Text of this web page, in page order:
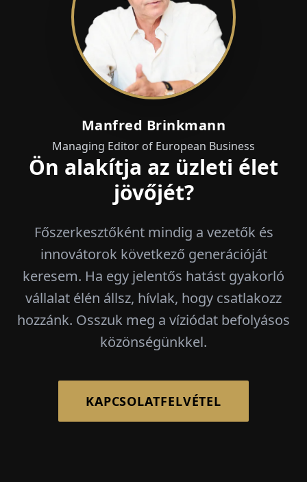
Manfred Brinkmann
Managing Editor of European Business
Ön alakítja az üzleti élet
jövőjét?
Főszerkesztőként mindig a vezetők és
innovátorok következő generációját
keresem. Ha egy jelentős hatást gyakorló
vállalat élén állsz, hívlak, hogy csatlakozz
hozzánk. Osszuk meg a víziódat befolyásos
közönségünkkel.
KAPCSOLATFELVÉTEL